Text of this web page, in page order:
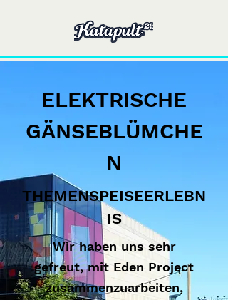
ELEKTRISCHE
GÄNSEBLÜMCHE
N
THEMENSPEISEERLEBN
IS
Wir haben uns sehr
gefreut, mit Eden Project
zusammenzuarbeiten,